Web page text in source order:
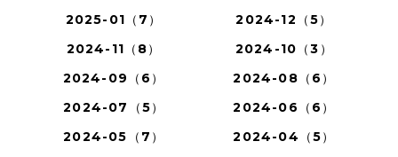
2025-01（7）
2024-12（5）
2024-11（8）
2024-10（3）
2024-09（6）
2024-08（6）
2024-07（5）
2024-06（6）
2024-05（7）
2024-04（5）